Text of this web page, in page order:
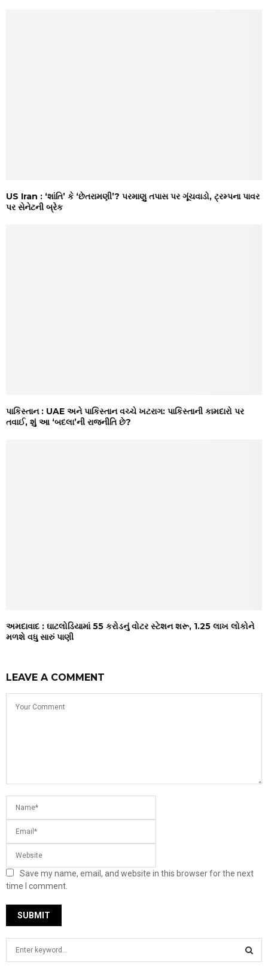
US Iran : ‘શાંતિ’ કે ‘છેતરામણી’? પરમાણુ તપાસ પર ગૂંચવાડો, ટ્રમ્પના પાવર
પર સેનેટની બ્રેક
પાકિસ્તાન : UAE અને પાકિસ્તાન વચ્ચે ખટરાગ: પાકિસ્તાની કામદારો પર
તવાઈ, શું આ ‘બદલા’ની રાજનીતિ છે?
અમદાવાદ : ઘાટલોડિયામાં ₹55 કરોડનું વોટર સ્ટેશન શરૂ, 1.25 લાખ લોકોને
મળશે વધુ સારું પાણી
LEAVE A COMMENT
Save my name, email, and website in this browser for the next
time I comment.